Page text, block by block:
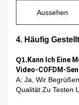
Aussehen
4. Häufig
Q1. Kann Ich Eine
Video-COFDM-
A: Ja, Wir
Qualität Zu Testen